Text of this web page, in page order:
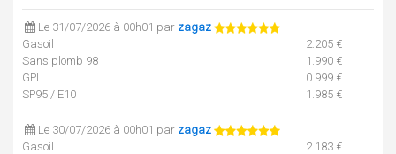
Le 31/07/2026 à 00h01 par zagaz
Gasoil
2.205 €
Sans plomb 98
1.990 €
GPL
0.999 €
SP95 / E10
1.985 €
Le 30/07/2026 à 00h01 par zagaz
Gasoil
2.183 €